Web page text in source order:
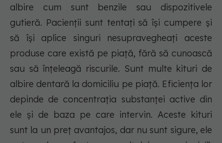
albire cum sunt benzile sau dispozitivele
gutieră. Pacienții sunt tentați să își cumpere și
să își aplice singuri nesupravegheați aceste
produse care există pe piață, fără să cunoască
sau să înțeleagă riscurile. Sunt multe kituri de
albire dentară la domiciliu pe piață. Eficiența lor
depinde de concentrația substanței active din
ele și de baza pe care intervin. Aceste kituri
sunt la un preț avantajos, dar nu sunt sigure, ele